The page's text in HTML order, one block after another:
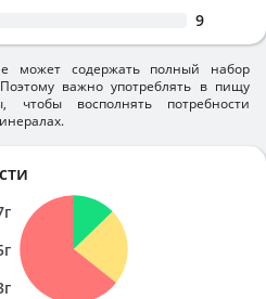
9
может содержать полный набор
важно употреблять в пищу
чтобы восполнять потребности
г
г
г